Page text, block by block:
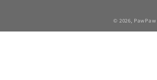
© 2026, PawPaw